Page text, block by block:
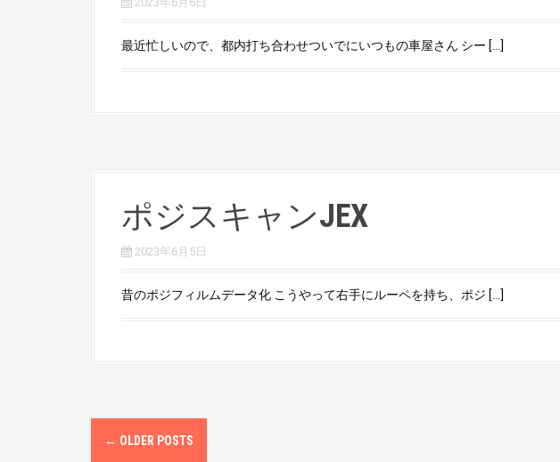
最近忙しいので、都内打ち合わせついでにいつもの車屋さん シー […]
ポジスキャンJEX
2023年6月5日
昔のポジフィルムデータ化 こうやって右手にルーペを持ち、ポジ […]
P← OLDER POSTS